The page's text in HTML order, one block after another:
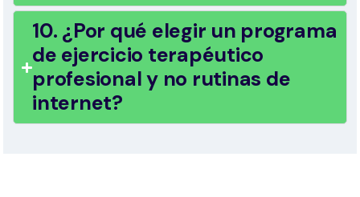
10. ¿Por qué elegir un programa
de ejercicio terapéutico
profesional y no rutinas de
internet?